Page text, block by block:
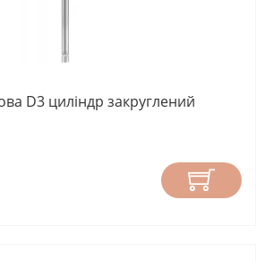
D3 циліндр закруглений